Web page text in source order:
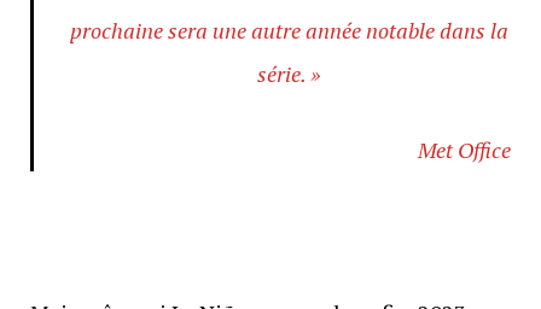
prochaine sera une autre année notable dans la
série. »
Met Office